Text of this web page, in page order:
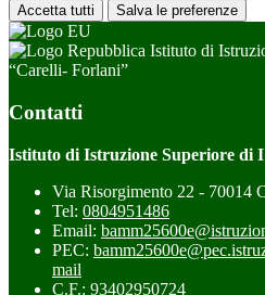
Accetta tutti Salva le preferenze
Istituto di
“Carelli- Forlani”
Contatti
Istituto di Istruzione Superiore di
Via Risorgimento 22 - 70014
Tel: 0804951486
Email:
PEC:
mail
C.F.: 93402950724